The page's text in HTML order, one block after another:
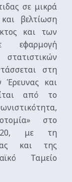
σε μικρά
βελτίωση
και των
εφαρμογή
στη
και
από το
στο
με τη
και της
Ταμείο